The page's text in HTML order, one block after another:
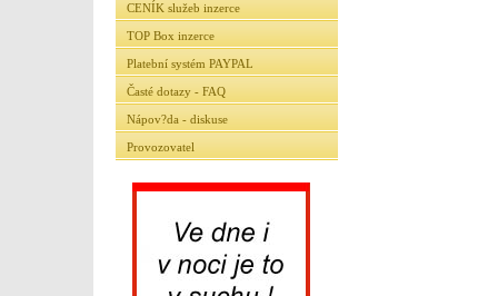
CENÍK služeb inzerce
TOP Box inzerce
Platební systém PAYPAL
Časté dotazy - FAQ
Nápov?da - diskuse
Provozovatel